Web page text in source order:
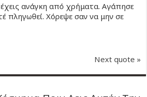
ανάγκη από χρήματα. Αγάπησε
πληγωθεί. Χόρεψε σαν να μην σε
Next quote »